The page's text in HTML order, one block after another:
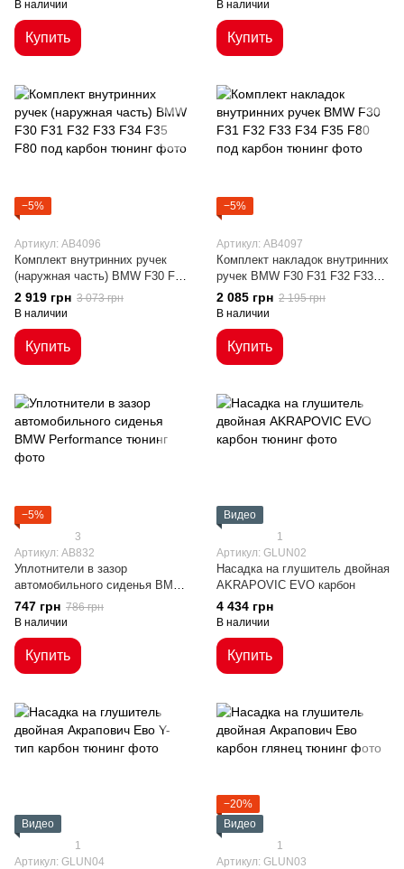
В наличии
Купить
В наличии
Купить
−5%
Артикул: AB4096
Комплект внутринних ручек
(наружная часть) BMW F30 F31
F32 F33 F34 F35 F80 под
карбон
2 919 грн 3 073 грн
В наличии
Купить
−5%
Артикул: AB4097
Комплект накладок внутринних
ручек BMW F30 F31 F32 F33
F34 F35 F80 под карбон
2 085 грн 2 195 грн
В наличии
Купить
−5%
3
Артикул: AB832
Уплотнители в зазор
автомобильного сиденья BMW
Performance
747 грн 786 грн
В наличии
Купить
Видео
1
Артикул: GLUN02
Насадка на глушитель двойная
AKRAPOVIC EVO карбон
4 434 грн
В наличии
Купить
Видео
1
Артикул: GLUN04
−20%
Видео
1
Артикул: GLUN03